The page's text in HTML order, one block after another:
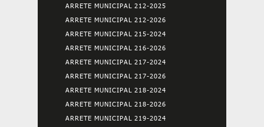
ARRETE MUNICIPAL 212-2025
ARRETE MUNICIPAL 212-2026
ARRETE MUNICIPAL 215-2024
ARRETE MUNICIPAL 216-2026
ARRETE MUNICIPAL 217-2024
ARRETE MUNICIPAL 217-2026
ARRETE MUNICIPAL 218-2024
ARRETE MUNICIPAL 218-2026
ARRETE MUNICIPAL 219-2024